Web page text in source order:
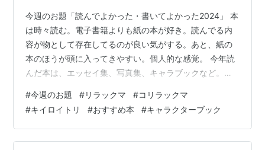
今週のお題「読んでよかった・書いてよかった2024」 本
は時々読む。電子書籍よりも紙の本が好き。読んでる内
容が物として存在してるのが良い気がする。あと、紙の
本のほうが頭に入ってきやすい。個人的な感覚。 今年読
んだ本は、エッセイ集、写真集、キャラブックなど。そ
んでる途中の本が5冊ぐらいある。読みかけの本があって
も、気になる本を見つけたら買ってしまう。 内容に入り
込みすぎて時間を忘れることはあっても、感動して泣く
ことは少ないほうなのだが、今年は泣いた本がいくつか
#今週のお題 #リラックマ #コリラックマ
#キイロイトリ #おすすめ本 #キャラクターブック